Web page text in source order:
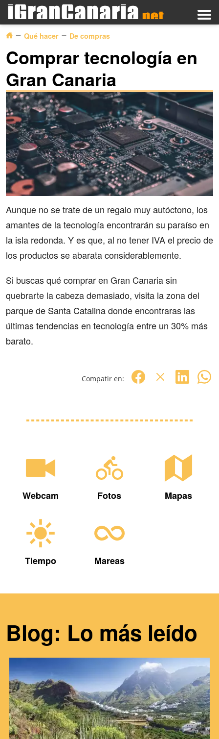
Qué hacer De compras
Comprar tecnología en
Gran Canaria
Aunque no se trate de un regalo muy autóctono, los
amantes de la tecnología encontrarán su paraíso en
la isla redonda. Y es que, al no tener IVA el precio de
los productos se abarata considerablemente.
Si buscas qué comprar en Gran Canaria sin
quebrarte la cabeza demasiado, visita la zona del
parque de Santa Catalina donde encontraras las
últimas tendencias en tecnología entre un 30% más
barato.
Compatir en:
Webcam Fotos Mapas
Tiempo Mareas
Blog: Lo más leído